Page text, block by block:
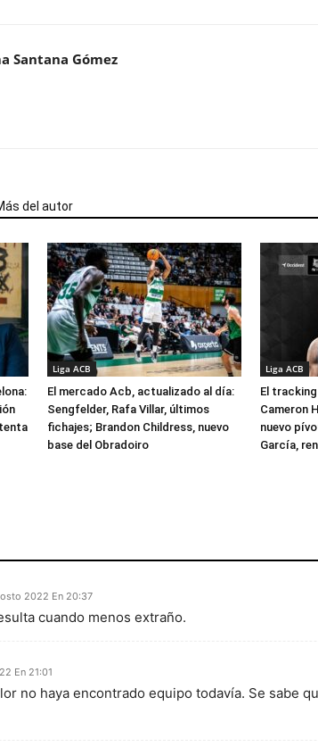
Santana Gómez
del autor
Liga ACB
El mercado Acb, actualizado al día:
Sengfelder, Rafa Villar, últimos
fichajes; Brandon Childress, nuevo
base del Obradoiro
Liga ACB
El
Cameron
nuevo
García,
2022 En 20:37
cuando menos extraño.
En 21:01
no haya encontrado equipo todavía. Se sabe